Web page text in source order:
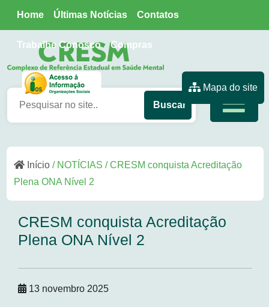
Home Últimas Notícias Contatos
Trabalhe Conosco Compras
Mapa do site
Início / NOTÍCIAS / CRESM conquista Acreditação
Plena ONA Nível 2
CRESM conquista Acreditação
Plena ONA Nível 2
13 novembro 2025